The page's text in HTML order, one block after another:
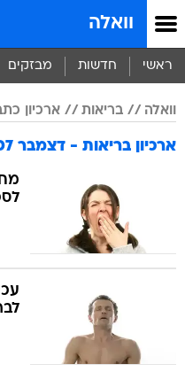
וואלה
ראשי חדשות מבזקים
וואלה בריאות ארכיון כתבות
ארכיון בריאות - דצמבר 2007